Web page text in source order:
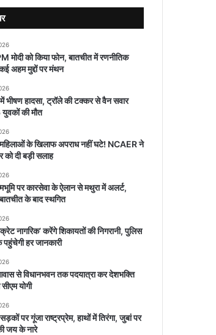
मोदी को किया फोन, बातचीत में रणनीतिक
अहम मुद्दों पर मंथन
भीषण हादसा, ट्रॉले की टक्कर से वैन सवार
की मौत
महिलाओं के खिलाफ अपराध नहीं घटे! NCAER ने
को दी बड़ी सलाह
पर कारसेवा के ऐलान से मथुरा में अलर्ट,
के बाद स्थगित
नागरिक’ करेंगे शिकायतों की निगरानी, पुलिस
हर जानकारी
से विधानभवन तक पदयात्रा कर देशभक्ति
योगी
पर गूंजा राष्ट्रप्रेम, हाथों में तिरंगा, जुबां पर
जय के नारे